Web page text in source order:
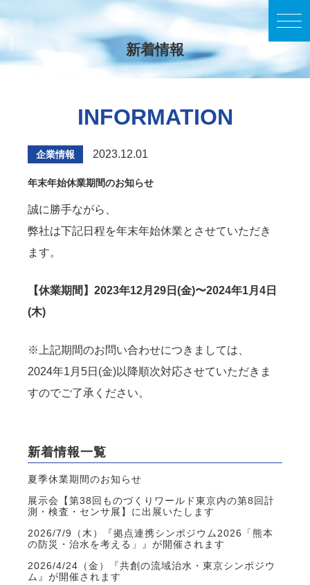
新着情報
INFORMATION
企業情報 2023.12.01
年末年始休業期間のお知らせ
誠に勝手ながら、
弊社は下記日程を年末年始休業とさせていただき
ます。
【休業期間】2023年12月29日(金)〜2024年1月4日
(木)
※上記期間のお問い合わせにつきましては、
2024年1月5日(金)以降順次対応させていただきま
すのでご了承ください。
新着情報一覧
夏季休業期間のお知らせ
展示会【第38回ものづくりワールド東京内の第8回計
測・検査・センサ展】に出展いたします
2026/7/9（木）『拠点連携シンポジウム2026「熊本
の防災・治水を考える」』が開催されます
2026/4/24（金）『共創の流域治水・東京シンポジウ
ム』が開催されます